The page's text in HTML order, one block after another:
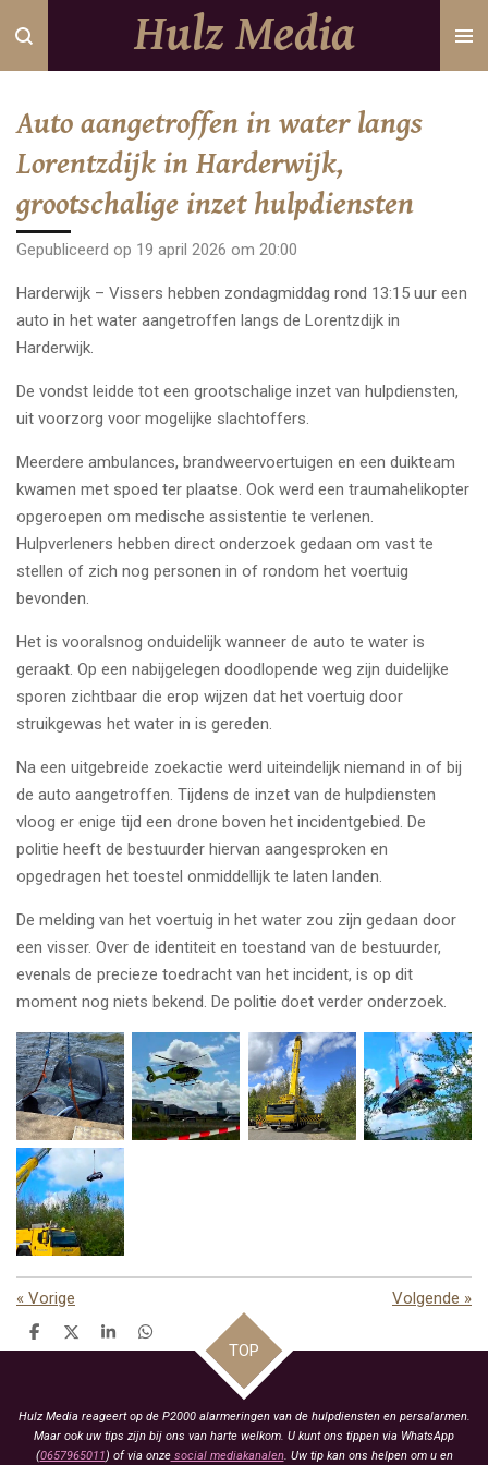
Ga
direct
hoofdinhoud
Hulz Media
Auto aangetroffen in water langs
Lorentzdijk in Harderwijk,
grootschalige inzet hulpdiensten
Gepubliceerd op 19 april 2026 om 20:00
Harderwijk – Vissers hebben zondagmiddag rond 13:15 uur een
auto in het water aangetroffen langs de Lorentzdijk in
Harderwijk.
De vondst leidde tot een grootschalige inzet van hulpdiensten,
uit voorzorg voor mogelijke slachtoffers.
Meerdere ambulances, brandweervoertuigen en een duikteam
kwamen met spoed ter plaatse. Ook werd een traumahelikopter
opgeroepen om medische assistentie te verlenen.
Hulpverleners hebben direct onderzoek gedaan om vast te
stellen of zich nog personen in of rondom het voertuig
bevonden.
Het is vooralsnog onduidelijk wanneer de auto te water is
geraakt. Op een nabijgelegen doodlopende weg zijn duidelijke
sporen zichtbaar die erop wijzen dat het voertuig door
struikgewas het water in is gereden.
Na een uitgebreide zoekactie werd uiteindelijk niemand in of bij
de auto aangetroffen. Tijdens de inzet van de hulpdiensten
vloog er enige tijd een drone boven het incidentgebied. De
politie heeft de bestuurder hiervan aangesproken en
opgedragen het toestel onmiddellijk te laten landen.
De melding van het voertuig in het water zou zijn gedaan door
een visser. Over de identiteit en toestand van de bestuurder,
evenals de precieze toedracht van het incident, is op dit
moment nog niets bekend. De politie doet verder onderzoek.
« Vorige Volgende »
D
e
D
e
S
h
D
e
TOP
Hulz Media reageert op de P2000 alarmeringen van de hulpdiensten en persalarmen.
Maar ook uw tips zijn bij ons van harte welkom. U kunt ons tippen via WhatsApp
(0657965011) of via onzesocial mediakanalen. Uw tip kan ons helpen om u en